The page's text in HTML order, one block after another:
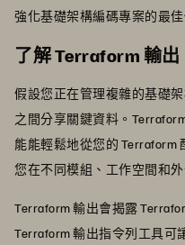
強化基礎架構編碼專案的最佳
了解 Terraform 輸出
假設您正在管理複雜的基礎
之間分享關鍵資料。
能能輕鬆地從您的 Terraform
您在不同模組、工作空間和
Terraform 輸出會揭露
Terraform 輸出指令列工具可